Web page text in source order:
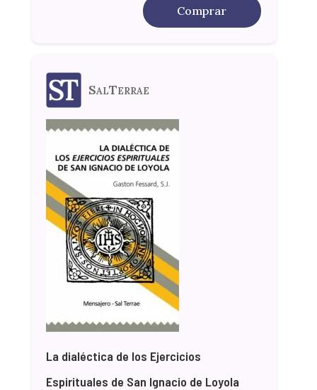
Comprar
SalTerrae
La dialéctica de los Ejercicios
Espirituales de San Ignacio de Loyola